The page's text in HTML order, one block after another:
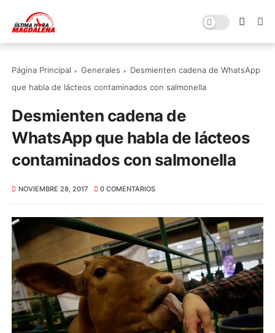
Página Principal Generales
Desmienten cadena de WhatsApp
que habla de lácteos contaminados con salmonella
Desmienten cadena de
WhatsApp que habla de lácteos
contaminados con salmonella
NOVIEMBRE 28, 2017 0 COMENTARIOS